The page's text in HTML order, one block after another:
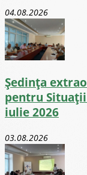
04.08.2026
Ședința
pentru
iulie 2026
03.08.2026